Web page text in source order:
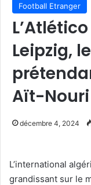
Football Etranger
Leipzig,
Aït-Nouri
décembre 4, 2024
L’international
grandissant sur le